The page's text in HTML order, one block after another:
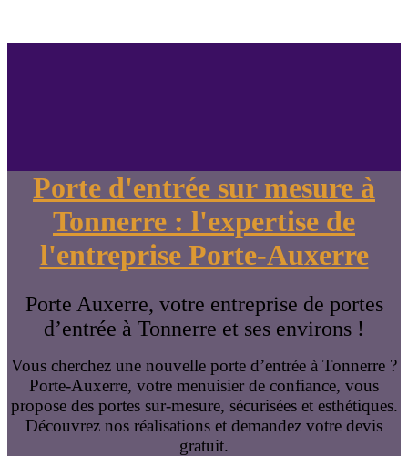
Porte d'entrée sur mesure à
Tonnerre : l'expertise de
l'entreprise Porte-Auxerre
Porte Auxerre, votre entreprise de portes
d’entrée à Tonnerre et ses environs !
Vous cherchez une nouvelle porte d’entrée à Tonnerre ?
Porte-Auxerre, votre menuisier de confiance, vous
propose des portes sur-mesure, sécurisées et esthétiques.
Découvrez nos réalisations et demandez votre devis
gratuit.